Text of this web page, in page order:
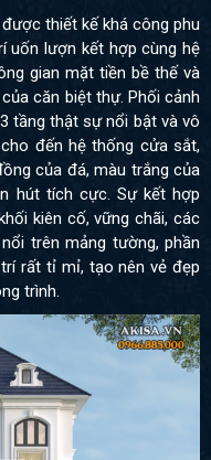
thiết kế khá công phu
uốn lượn kết hợp cùng hệ
gian mặt tiền bề thế và
căn biệt thự. Phối cảnh
tầng thật sự nổi bật và vô
đến hệ thống cửa sắt,
của đá, màu trắng của
hút tích cực. Sự kết hợp
kiên cố, vững chãi, các
trên mảng tường, phần
rất tỉ mỉ, tạo nên vẻ đẹp
trình.